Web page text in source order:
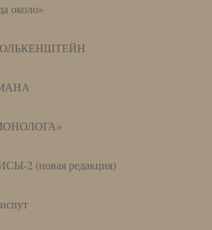
около»
2 (новая редакция)